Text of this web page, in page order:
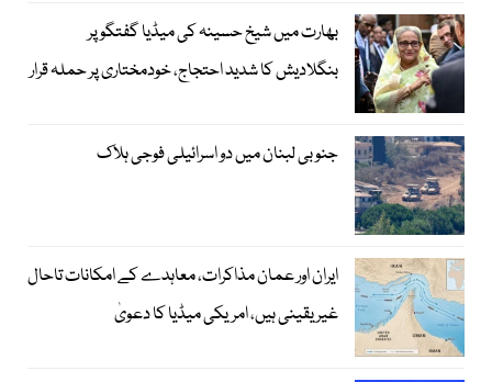
بھارت میں شیخ حسینہ کی میڈیا گفتگو پر
بنگلادیش کا شدید احتجاج، خودمختاری پر حملہ قرار
جنوبی لبنان میں دو اسرائیلی فوجی ہلاک
ایران اور عمان مذاکرات، معاہدے کے امکانات تاحال
غیر یقینی ہیں، امریکی میڈیا کا دعویٰ